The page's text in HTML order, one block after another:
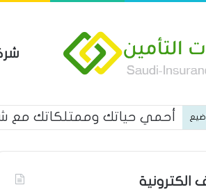
أحمي حياتك وممتلكاتك مع